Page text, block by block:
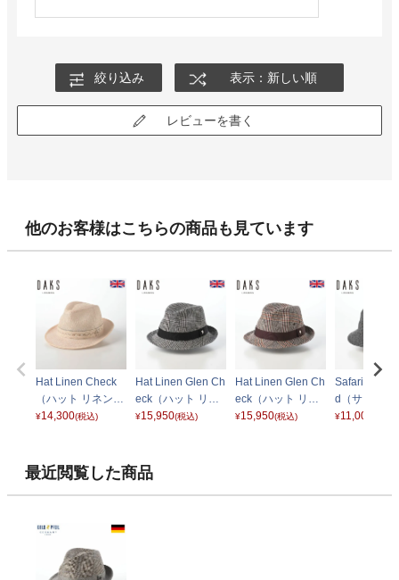
絞り込み 表示：新しい順
レビューを書く
他のお客様はこちらの商品も見ています
Hat Linen Check
（ハット リネンチ
ェック） D1725
¥14,300(税込)
Hat Linen Glen Ch
eck（ハット リネ
ン グレンチェッ
¥15,950(税込)
Hat Linen Glen Ch
eck（ハット リネ
ン グレンチェッ
¥15,950(税込)
Safari Knep
d（サファリ
プツイード
¥11,000
最近閲覧した商品